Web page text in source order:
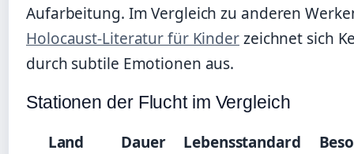
Aufarbeitung. Im Vergleich zu anderen
Holocaust-Literatur für Kinderzeichnet sich
durch subtile Emotionen aus.
Stationen der Flucht im Vergleich
Land
Dauer Lebensstandard